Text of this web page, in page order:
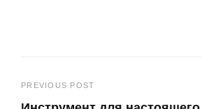
Навигация
PREVIOUS POST